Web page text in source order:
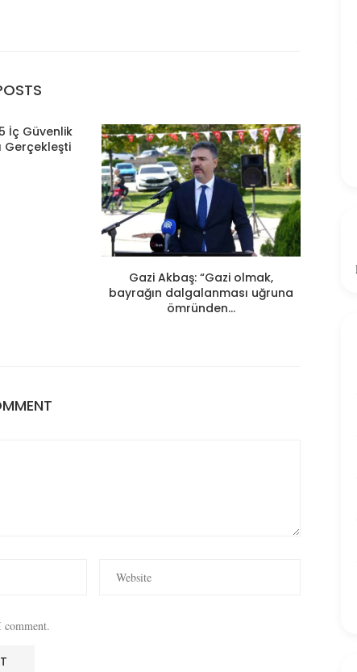
İç Güvenlik
Gerçekleşti
Gazi Akbaş: “Gazi olmak,
bayrağın dalgalanması uğruna
ömründen...
comment.